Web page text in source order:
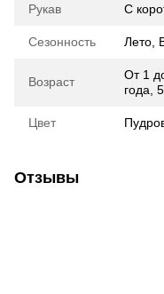
Рукав С
Сезонность Лето
Возраст От 1
года
Цвет
Отзывы